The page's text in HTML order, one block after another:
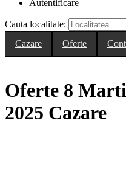
Autentificare
Cauta localitate:
Cazare
Oferte
Oferte 8
2025 Cazare